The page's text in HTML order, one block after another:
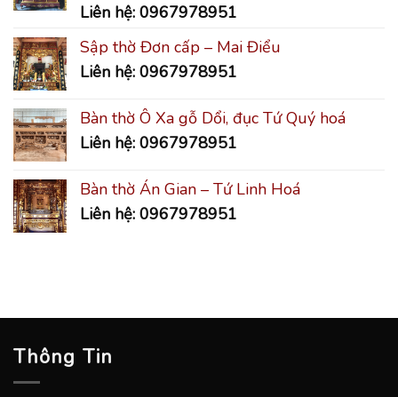
Liên hệ: 0967978951
Sập thờ Đơn cấp – Mai Điểu
Liên hệ: 0967978951
Bàn thờ Ô Xa gỗ Dổi, đục Tứ Quý hoá
Liên hệ: 0967978951
Bàn thờ Án Gian – Tứ Linh Hoá
Liên hệ: 0967978951
Thông Tin